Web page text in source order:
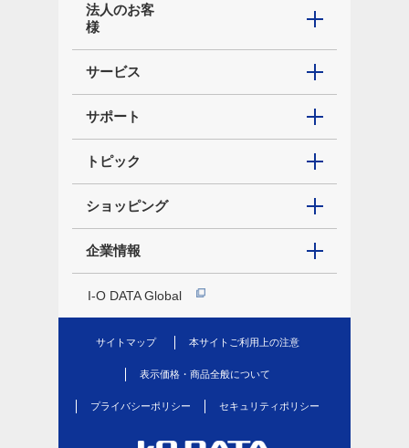
法人のお客
様
サービス
サポート
トピック
ショッピング
企業情報
I-O DATA Global
サイトマップ 本サイトご利用上の注意
表示価格・商品全般について
プライバシーポリシー セキュリティポリシー